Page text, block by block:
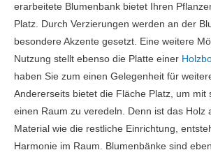
erarbeitete Blumenbank bietet Ihren
Platz. Durch Verzierungen werden an der
besondere Akzente gesetzt. Eine weitere
Nutzung stellt ebenso die Platte einer
haben Sie zum einen Gelegenheit für
Andererseits bietet die Fläche Platz, um mit
einen Raum zu veredeln. Denn ist das Holz
Material wie die restliche Einrichtung,
Harmonie im Raum. Blumenbänke sind